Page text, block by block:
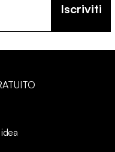
Iscriviti